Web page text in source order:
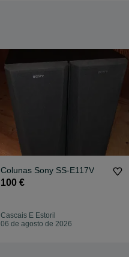
Colunas Sony SS-E117V
100 €
Cascais E Estoril
06 de agosto de 2026